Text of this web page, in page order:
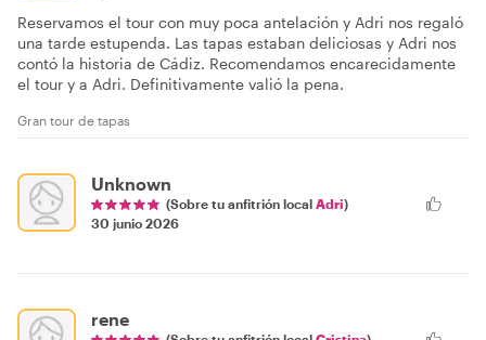
Reservamos el tour con muy poca antelación y Adri nos regaló
una tarde estupenda. Las tapas estaban deliciosas y Adri nos
contó la historia de Cádiz. Recomendamos encarecidamente
el tour y a Adri. Definitivamente valió la pena.
Gran tour de tapas
Unknown
(Sobre tu anfitrión local Adri)
30 junio 2026
rene